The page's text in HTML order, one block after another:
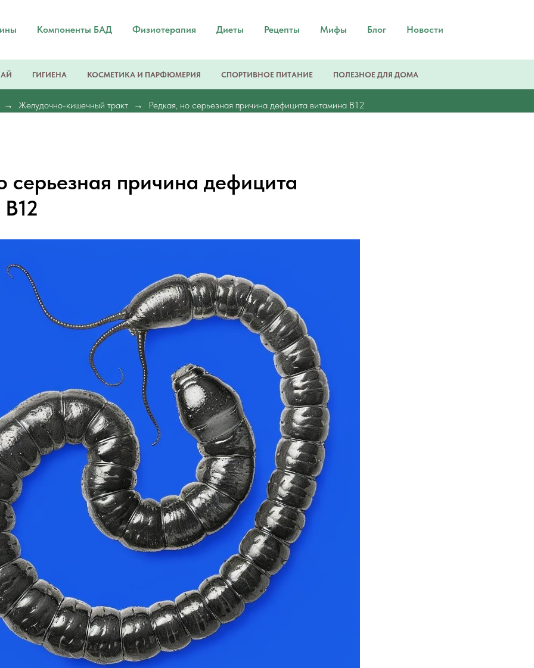
Компоненты БАД Физиотерапия Диеты Рецепты Мифы Блог Новости
ГИГИЕНА КОСМЕТИКА И ПАРФЮМЕРИЯ СПОРТИВНОЕ ПИТАНИЕ ПОЛЕЗНОЕ ДЛЯ ДОМА
Желудочно-кишечный тракт Редкая, но серьезная причина дефицита витамина B12
серьезная причина дефицита